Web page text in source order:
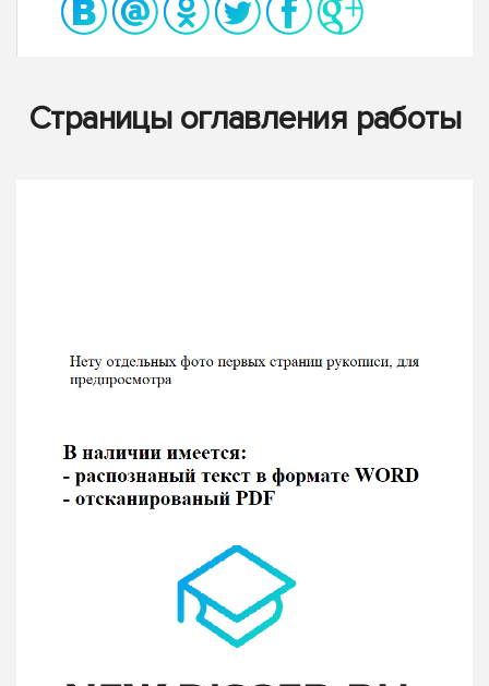
Страницы оглавления работы